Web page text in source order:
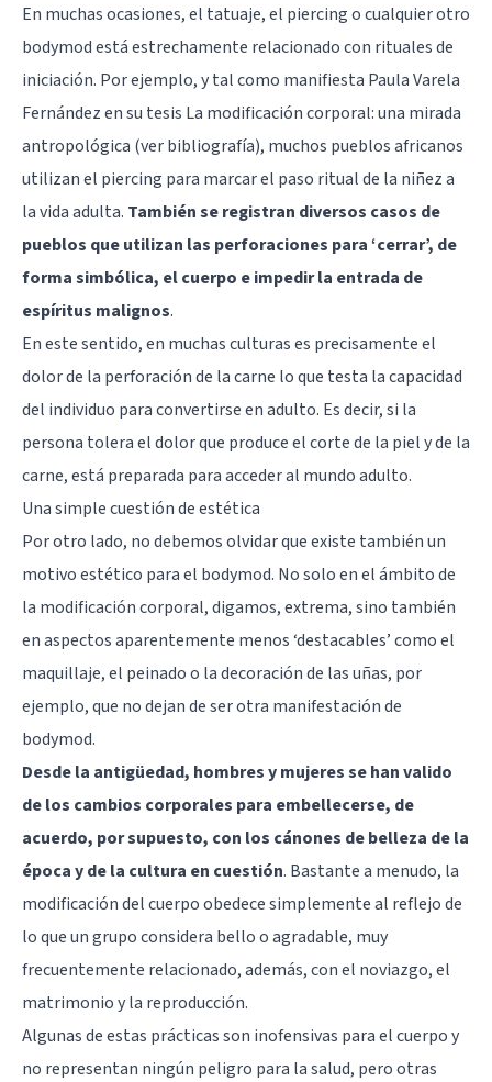
En muchas ocasiones, el tatuaje, el piercing o cualquier otro
bodymod está estrechamente relacionado con rituales de
iniciación. Por ejemplo, y tal como manifiesta Paula Varela
Fernández en su tesis La modificación corporal: una mirada
antropológica (ver bibliografía), muchos pueblos africanos
utilizan el piercing para marcar el paso ritual de la niñez a
la vida adulta. También se registran diversos casos de
pueblos que utilizan las perforaciones para ‘cerrar’, de
forma simbólica, el cuerpo e impedir la entrada de
espíritus malignos.
En este sentido, en muchas culturas es precisamente el
dolor de la perforación de la carne lo que testa la capacidad
del individuo para convertirse en adulto. Es decir, si la
persona tolera el dolor que produce el corte de la piel y de la
carne, está preparada para acceder al mundo adulto.
Una simple cuestión de estética
Por otro lado, no debemos olvidar que existe también un
motivo estético para el bodymod. No solo en el ámbito de
la modificación corporal, digamos, extrema, sino también
en aspectos aparentemente menos ‘destacables’ como el
maquillaje, el peinado o la decoración de las uñas, por
ejemplo, que no dejan de ser otra manifestación de
bodymod.
Desde la antigüedad, hombres y mujeres se han valido
de los cambios corporales para embellecerse, de
acuerdo, por supuesto, con los cánones de belleza de la
época y de la cultura en cuestión. Bastante a menudo, la
modificación del cuerpo obedece simplemente al reflejo de
lo que un grupo considera bello o agradable, muy
frecuentemente relacionado, además, con el noviazgo, el
matrimonio y la reproducción.
Algunas de estas prácticas son inofensivas para el cuerpo y
no representan ningún peligro para la salud, pero otras